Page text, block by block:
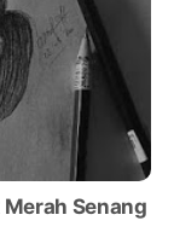
Senang